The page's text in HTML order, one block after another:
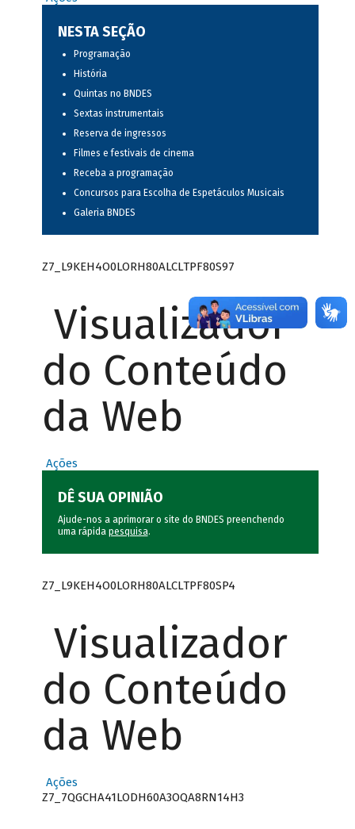
NESTA SEÇÃO
Programação
História
Quintas no BNDES
Sextas instrumentais
Reserva de ingressos
Filmes e festivais de cinema
Receba a programação
Concursos para Escolha de Espetáculos Musicais
Galeria BNDES
Z7_L9KEH4O0LORH80ALCLTPF80S97
Visualizador
do Conteúdo
da Web
Ações
DÊ SUA OPINIÃO
Ajude-nos a aprimorar o site do BNDES preenchendo
uma rápida pesquisa.
Z7_L9KEH4O0LORH80ALCLTPF80SP4
Visualizador
do Conteúdo
da Web
Ações
Z7_7QGCHA41LODH60A3OQA8RN14H3